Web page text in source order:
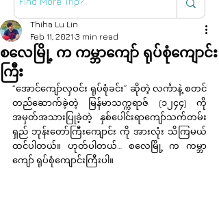
စလေမြို့ က ကမ္ဘာကျော် ရုပ်စုံကျောင်း
ကြီး
Thiha Lu Lin
Feb 11, 2021 3 min read
“အောင်ကျော်လှဝင်း ရုပ်စုံခင်း” ဆိုတဲ့ လင်္ကာနဲ့ စတင်
တည်ဆောက်ခဲ့တဲ့ မြန်မာသက္ကရာဇ် (၁၂၄၄) ကို
အမှတ်အသားပြုခဲ့တဲ့ နှစ်ပေါင်းရာကျော်သက်တမ်း
ရှည် ဘုန်းတော်ကြီးကျောင်း ကို အားလုံး သိကြမယ်
ထင်ပါတယ်။ ဟုတ်ပါတယ်… စလေမြို့ က ကမ္ဘာ
ကျော် ရုပ်စုံကျောင်းကြီးပါ။